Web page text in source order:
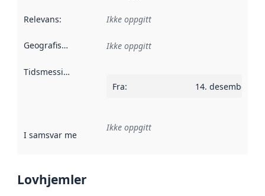
Relevans: Ikke oppgitt
Geografisk avgrensning :
Ikke oppgitt
Tidsmessig avgrensning
Fra: 14. desember
I samsvar med Referanse til en implementasjonsregel
Ikke oppgitt
Lovhjemler